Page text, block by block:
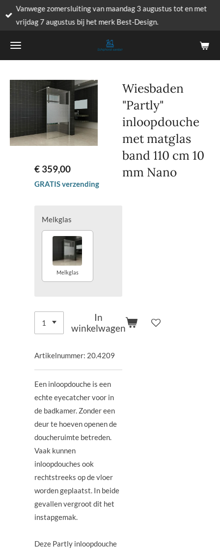
Ga
direct
de
Vanwege zomersluiting van maandag 3 augustus tot en met
vrijdag 7 augustus bij het merk Best-Design.
Wiesbaden
"Partly"
inloopdouche
met matglas
band 110 cm 10
mm Nano
€ 359,00
GRATIS verzending
Melkglas
Melkglas
In
winkelwagen
Artikelnummer: 20.4209
Een inloopdouche is een
echte eyecatcher voor in
de badkamer. Zonder een
deur te hoeven openen de
doucheruimte betreden.
Vaak kunnen
inloopdouches ook
rechtstreeks op de vloer
worden geplaatst. In beide
gevallen vergroot dit het
instapgemak.
Deze Partly inloopdouche